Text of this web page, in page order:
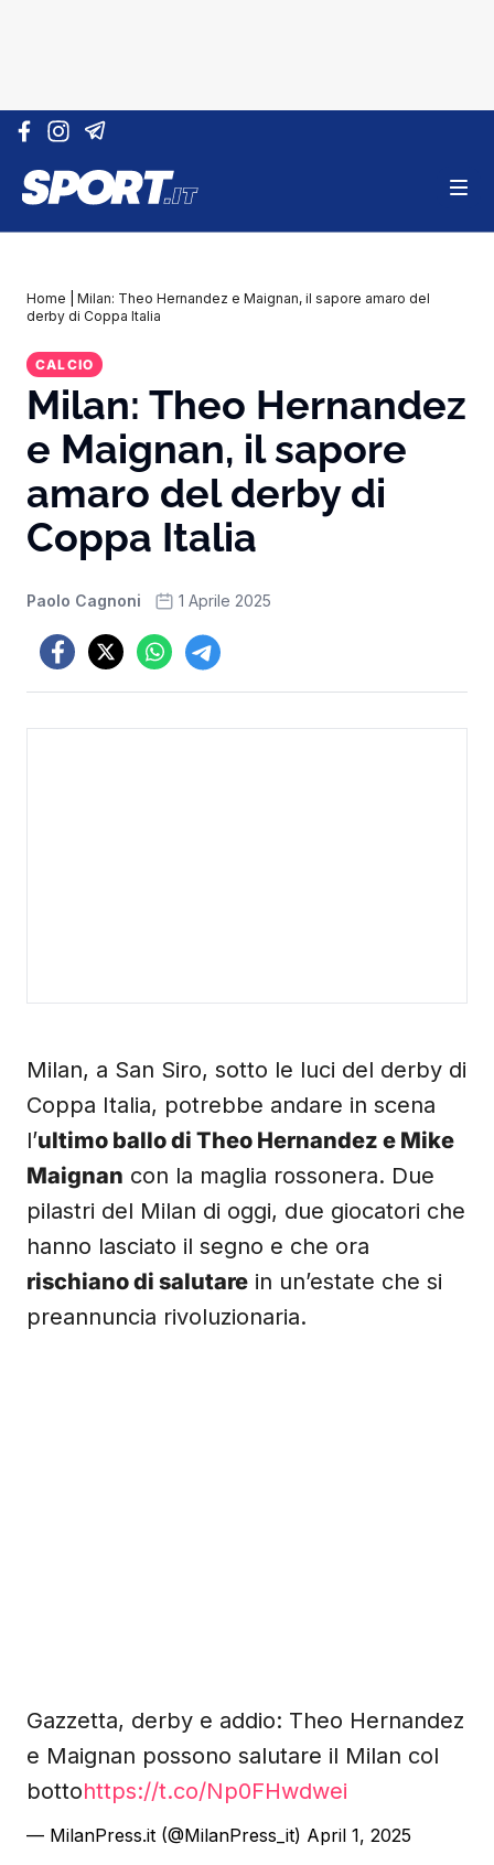
Vai al contenuto
Home
Milan: Theo Hernandez e Maignan, il sapore amaro del
derby di Coppa Italia
CALCIO
Milan: Theo Hernandez
e Maignan, il sapore
amaro del derby di
Coppa Italia
Paolo Cagnoni 1 Aprile 2025
Milan, a San Siro, sotto le luci del derby di
Coppa Italia, potrebbe andare in scena
l’ultimo ballo di Theo Hernandez e Mike
Maignan con la maglia rossonera. Due
pilastri del Milan di oggi, due giocatori che
hanno lasciato il segno e che ora
rischiano di salutare in un’estate che si
preannuncia rivoluzionaria.
Gazzetta, derby e addio: Theo Hernandez
e Maignan possono salutare il Milan col
bottohttps://t.co/Np0FHwdwei
— MilanPress.it (@MilanPress_it) April 1, 2025